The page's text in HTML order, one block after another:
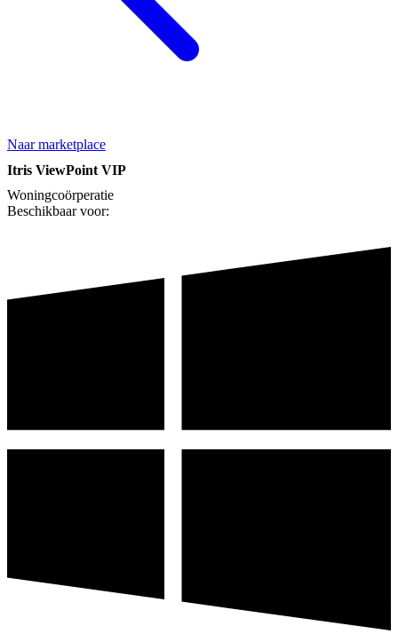
Naar marketplace
Itris ViewPoint VIP
Woningcoörperatie
Beschikbaar voor: